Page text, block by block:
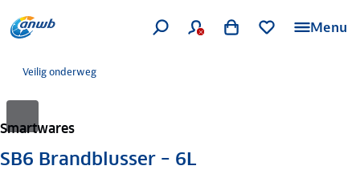
Menu
Veilig onderweg
Smartwares
SB6 Brandblusser – 6L